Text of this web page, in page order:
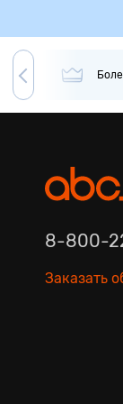
8-800-
Заказать